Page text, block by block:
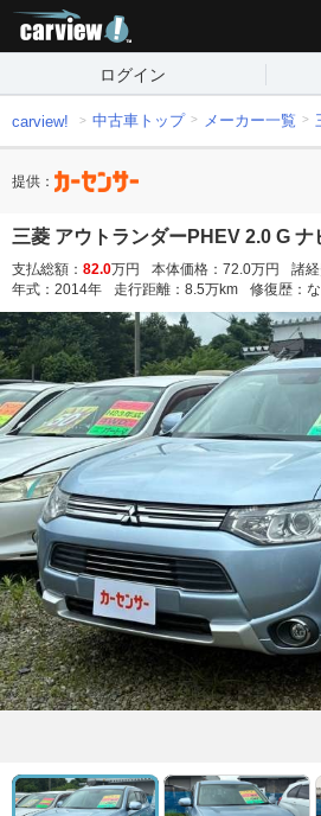
ログイン
carview! 中古車トップ メーカー一覧
提供：
三菱 アウトランダーPHEV 2.0 G ナ
支払総額： 82.0万円 本体価格： 72.0万円 諸経
年式： 2014年 走行距離： 8.5万km 修復歴：